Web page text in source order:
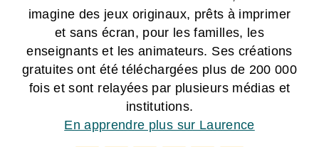
imagine des jeux originaux, prêts à imprimer
et sans écran, pour les familles, les
enseignants et les animateurs. Ses créations
gratuites ont été téléchargées plus de 200 000
fois et sont relayées par plusieurs médias et
institutions.
En apprendre plus sur Laurence